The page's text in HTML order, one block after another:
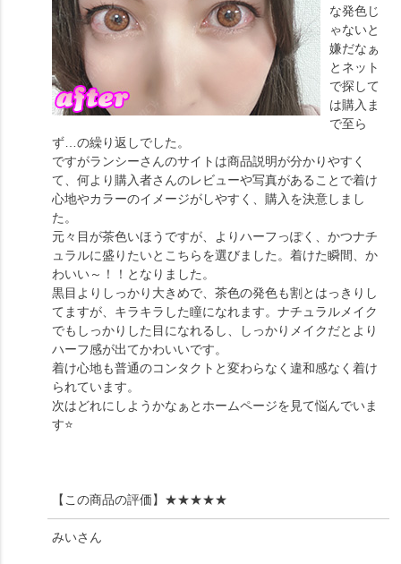
な発色じ
ゃないと
嫌だなぁ
とネット
で探して
は購入ま
で至ら
ず…の繰り返しでした。
ですがランシーさんのサイトは商品説明が分かりやすく
て、何より購入者さんのレビューや写真があることで着け
心地やカラーのイメージがしやすく、購入を決意しまし
た。
元々目が茶色いほうですが、よりハーフっぽく、かつナチ
ュラルに盛りたいとこちらを選びました。着けた瞬間、か
わいい～！！となりました。
黒目よりしっかり大きめで、茶色の発色も割とはっきりし
てますが、キラキラした瞳になれます。ナチュラルメイク
でもしっかりした目になれるし、しっかりメイクだとより
ハーフ感が出てかわいいです。
着け心地も普通のコンタクトと変わらなく違和感なく着け
られています。
次はどれにしようかなぁとホームページを見て悩んでいま
す⭐
【この商品の評価】 ★★★★★
みいさん